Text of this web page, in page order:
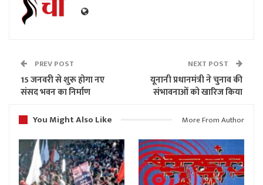
PREV POST
15 जनवरी से शुरू होगा नए
संसद भवन का निर्माण
NEXT POST
यूनानी प्रधानमंत्री ने चुनाव की
संभावनाओं को खारिज किया
You Might Also Like
More From Author